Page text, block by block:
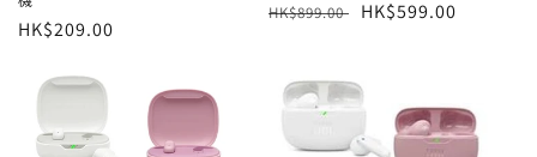
定
HK$209.00
定
HK$899.00
售
HK$599.00